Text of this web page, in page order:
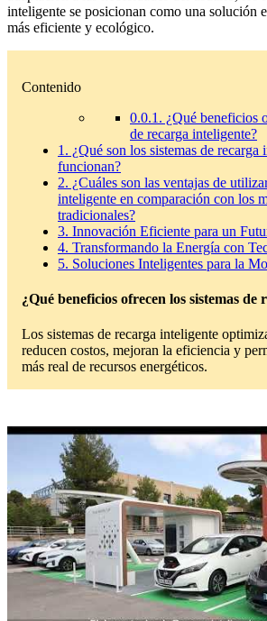
inteligente se posicionan como una solución
más eficiente y ecológico.
Contenido
0.0.1. ¿Qué beneficios
de recarga inteligente?
1. ¿Qué son los sistemas de
funcionan?
2. ¿Cuáles son las ventajas de
inteligente en comparación con los
tradicionales?
3. Innovación Eficiente para un
4. Transformando la Energía con
5. Soluciones Inteligentes para la
¿Qué beneficios ofrecen los sistemas de
Los sistemas de recarga inteligente
reducen costos, mejoran la eficiencia y
más real de recursos energéticos.